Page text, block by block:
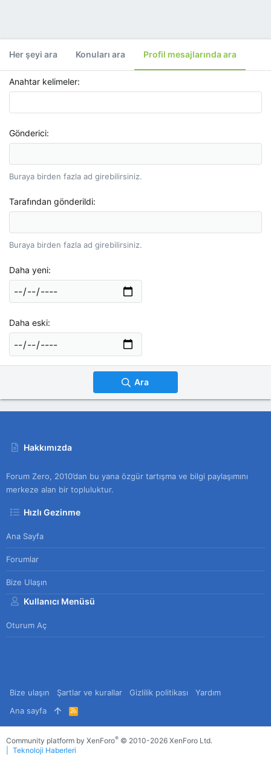
Her şeyi ara Konuları ara Profil mesajlarında ara
Anahtar kelimeler
Gönderici
Buraya birden fazla ad girebilirsiniz.
Tarafından gönderildi
Buraya birden fazla ad girebilirsiniz.
Daha yeni
Daha eski
Ara
Hakkımızda
Forum Zero, 2010’dan bu yana özgür tartışma ve bilgi paylaşımını
merkeze alan bir topluluktur.
Hızlı Gezinme
Ana Sayfa
Forumlar
Bize Ulaşın
Kullanıcı Menüsü
Oturum Aç
Bize ulaşın Şartlar ve kurallar Gizlilik politikası
Yardım
Ana sayfa
R
S
S
Community platform by XenForo® © 2010-2026 XenForo Ltd.
Teknoloji Haberleri